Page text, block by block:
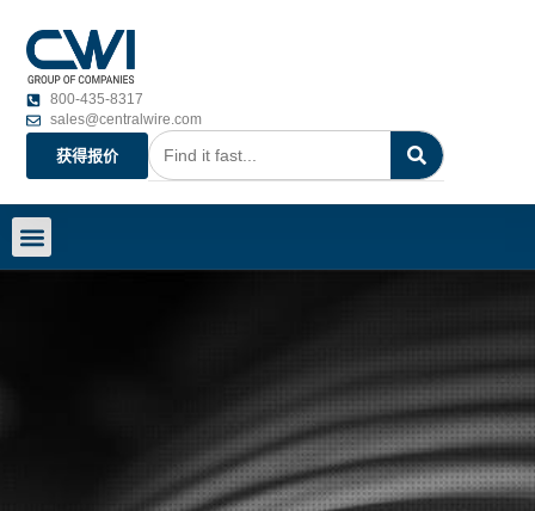
800-435-8317
sales@centralwire.com
获得报价